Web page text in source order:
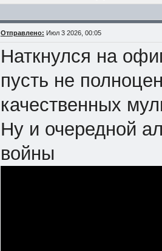
Отправлено: Июл 3 2026, 00:05
Наткнулся на
пусть не
качественных
Ну и очередной
войны